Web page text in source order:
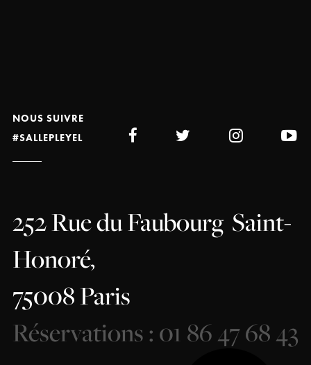
NOUS SUIVRE
#SALLEPLEYEL
252 Rue du Faubourg Saint-
Honoré,
75008 Paris
Réservations : 01 86 47 68 43